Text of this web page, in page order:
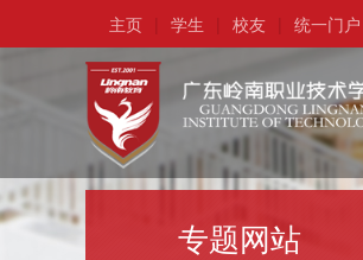
主页 | 学生 | 校友 | 统一门户
专题网站